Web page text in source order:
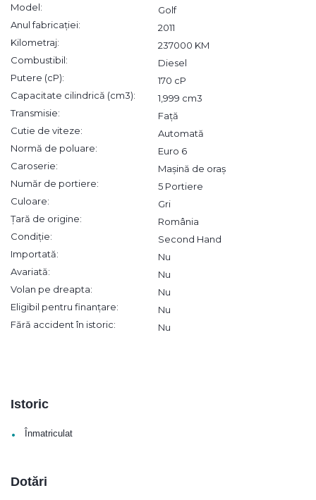
Model:
Golf
Anul fabricației:
2011
Kilometraj:
237000 KM
Combustibil:
Diesel
Putere (cP):
170 cP
Capacitate cilindrică (cm3):
1,999 cm3
Transmisie:
Față
Cutie de viteze:
Automată
Normă de poluare:
Euro 6
Caroserie:
Mașină de oraș
Număr de portiere:
5 Portiere
Culoare:
Gri
Țară de origine:
România
Condiție:
Second Hand
Importată:
Nu
Avariată:
Nu
Volan pe dreapta:
Nu
Eligibil pentru finanțare:
Nu
Fără accident în istoric:
Nu
Istoric
• Înmatriculat
Dotări